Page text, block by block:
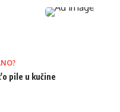
pile u kučine